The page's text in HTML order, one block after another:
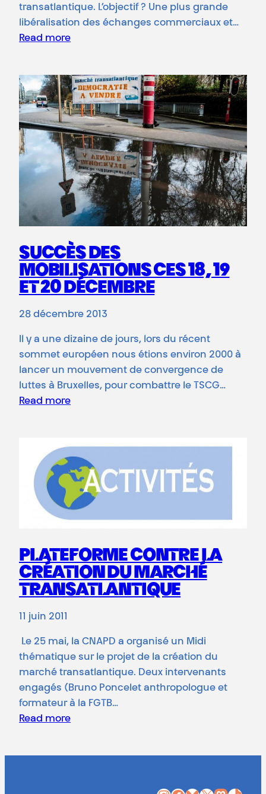
transatlantique. L’objectif ? Une plus grande
libéralisation des échanges commerciaux et…
Read more
SUCCÈS DES
MOBILISATIONS CES 18, 19
ET 20 DÉCEMBRE
28 décembre 2013
Il y a une dizaine de jours, lors du récent
sommet européen nous étions environ 2000 à
lancer un mouvement de convergence de
luttes à Bruxelles, pour combattre le TSCG…
Read more
PLATEFORME CONTRE LA
CRÉATION DU MARCHÉ
TRANSATLANTIQUE
11 juin 2011
Le 25 mai, la CNAPD a organisé un Midi
thématique sur le projet de la création du
marché transatlantique. Deux intervenants
engagés (Bruno Poncelet anthropologue et
formateur à la FGTB…
Read more